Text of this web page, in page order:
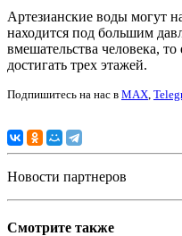
Артезианские воды могут
находится под большим
вмешательства человека,
достигать трех этажей.
Подпишитесь на нас в MAX
Новости партнеров
Смотрите также